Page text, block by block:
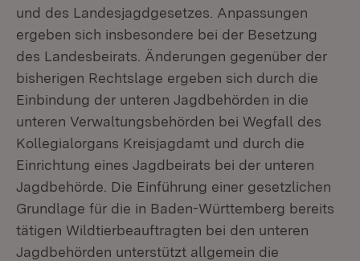
und des Landesjagdgesetzes. Anpassungen
ergeben sich insbesondere bei der Besetzung
des Landesbeirats. Änderungen gegenüber der
bisherigen Rechtslage ergeben sich durch die
Einbindung der unteren Jagdbehörden in die
unteren Verwaltungsbehörden bei Wegfall des
Kollegialorgans Kreisjagdamt und durch die
Einrichtung eines Jagdbeirats bei der unteren
Jagdbehörde. Die Einführung einer gesetzlichen
Grundlage für die in Baden-Württemberg bereits
tätigen Wildtierbeauftragten bei den unteren
Jagdbehörden unterstützt allgemein die